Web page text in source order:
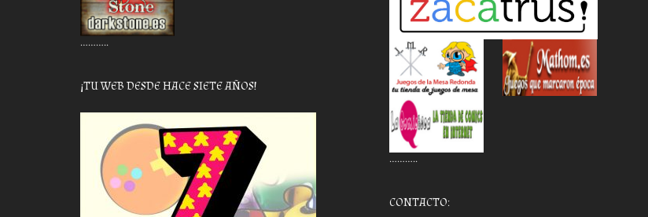
………..
¡TU WEB DESDE HACE SIETE AÑOS!
………..
CONTACTO: